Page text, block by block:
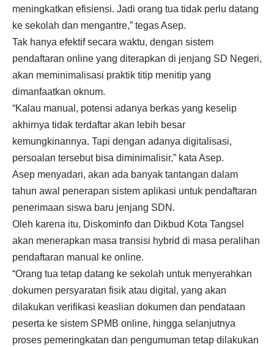
meningkatkan efisiensi. Jadi orang tua tidak perlu datang
ke sekolah dan mengantre,” tegas Asep.
Tak hanya efektif secara waktu, dengan sistem
pendaftaran online yang diterapkan di jenjang SD Negeri,
akan meminimalisasi praktik titip menitip yang
dimanfaatkan oknum.
“Kalau manual, potensi adanya berkas yang keselip
akhirnya tidak terdaftar akan lebih besar
kemungkinannya. Tapi dengan adanya digitalisasi,
persoalan tersebut bisa diminimalisir,” kata Asep.
Asep menyadari, akan ada banyak tantangan dalam
tahun awal penerapan sistem aplikasi untuk pendaftaran
penerimaan siswa baru jenjang SDN.
Oleh karena itu, Diskominfo dan Dikbud Kota Tangsel
akan menerapkan masa transisi hybrid di masa peralihan
pendaftaran manual ke online.
“Orang tua tetap datang ke sekolah untuk menyerahkan
dokumen persyaratan fisik atau digital, yang akan
dilakukan verifikasi keaslian dokumen dan pendataan
peserta ke sistem SPMB online, hingga selanjutnya
proses pemeringkatan dan pengumuman tetap dilakukan